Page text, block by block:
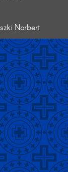
Norbert